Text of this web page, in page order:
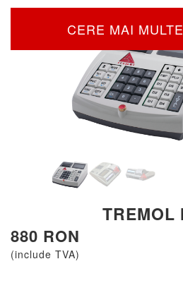
TREMOL
880 RON
(include TVA)
CERE MAI